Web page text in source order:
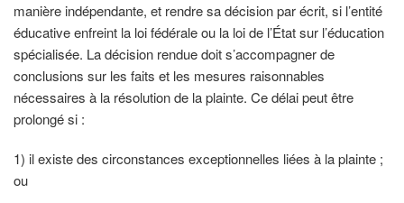
manière indépendante, et rendre sa décision par écrit, si l’entité
éducative enfreint la loi fédérale ou la loi de l’État sur l’éducation
spécialisée. La décision rendue doit s’accompagner de
conclusions sur les faits et les mesures raisonnables
nécessaires à la résolution de la plainte. Ce délai peut être
prolongé si :
1) il existe des circonstances exceptionnelles liées à la plainte ;
ou